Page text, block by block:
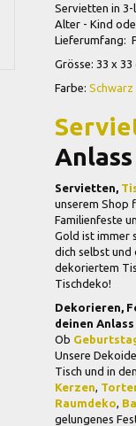
Servietten in 3-
Alter - Kind
Lieferumfang:
Grösse: 33 x 33
Farbe: Schwarz
Anlass
Servietten,
unserem Shop
Familienfeste
Gold ist immer
dich selbst und
dekoriertem
Tischdeko!
Dekorieren,
deinen Anlass
Ob
Unsere
Tisch und in
Kerzen
Raumdeko
gelungenes